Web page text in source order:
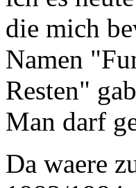
die mich
Namen
Resten"
Man darf
Da waere